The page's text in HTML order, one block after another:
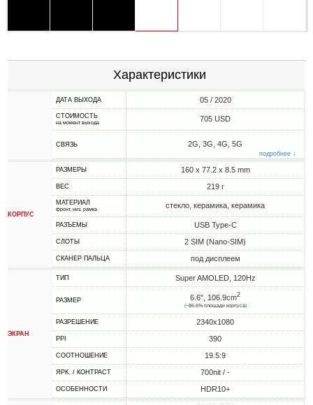
Характеристики
ДАТА ВЫХОДА 05 / 2020
СТОИМОСТЬ
на момент выхода 705 USD
СВЯЗЬ 2G, 3G, 4G, 5G
подробнее ↓
КОРПУС
РАЗМЕРЫ 160 x 77.2 x 8.5 mm
ВЕС 219 г
МАТЕРИАЛ
фронт, низ, рамка стекло, керамика, керамика
РАЗЪЕМЫ USB Type-C
СЛОТЫ 2 SIM (Nano-SIM)
СКАНЕР ПАЛЬЦА под дисплеем
ЭКРАН
ТИП Super AMOLED, 120Hz
РАЗМЕР 6.6", 106.9cm2
(~86.6% площади корпуса)
РАЗРЕШЕНИЕ 2340x1080
PPI 390
СООТНОШЕНИЕ 19.5:9
ЯРК. / КОНТРАСТ 700nit / -
ОСОБЕННОСТИ HDR10+